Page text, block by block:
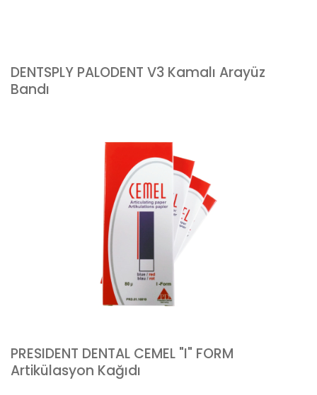
DENTSPLY PALODENT V3 Kamalı Arayüz
Bandı
PRESIDENT DENTAL CEMEL "I" FORM
Artikülasyon Kağıdı